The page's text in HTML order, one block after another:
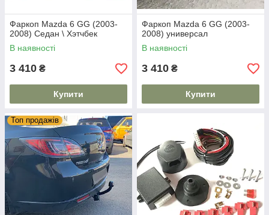
Фаркоп Mazda 6 GG (2003-
2008) Седан \ Хэтчбек
В наявності
3 410 ₴
Купити
Фаркоп Mazda 6 GG (2003-
2008) универсал
В наявності
3 410 ₴
Купити
Топ продажів